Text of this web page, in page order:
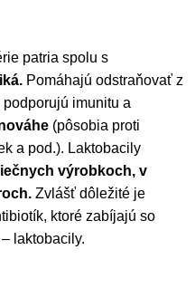
patria spolu s
Pomáhajú odstraňovať z
imunitu a
(pôsobia proti
a pod.). Laktobacily
výrobkoch, v
Zvlášť dôležité je
ktoré zabíjajú so
– laktobacily.